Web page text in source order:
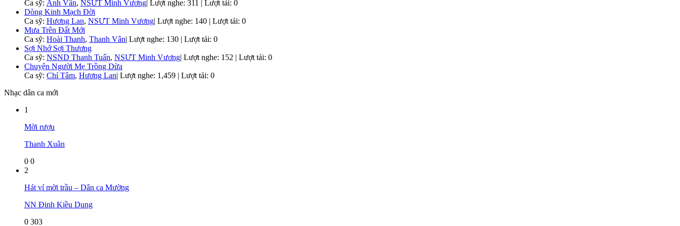
Ca sỹ: Ánh Vân, NSƯT Minh Vương| Lượt nghe: 311 | Lượt tải: 0
Dòng Kinh Mạch Đời
Ca sỹ: Hương Lan, NSƯT Minh Vương| Lượt nghe: 140 | Lượt tải: 0
Mưa Trên Đất Mới
Ca sỹ: Hoài Thanh, Thanh Vân| Lượt nghe: 130 | Lượt tải: 0
Sợi Nhớ Sợi Thương
Ca sỹ: NSND Thanh Tuấn, NSƯT Minh Vương| Lượt nghe: 152 | Lượt tải: 0
Chuyện Người Mẹ Trồng Dừa
Ca sỹ: Chí Tâm, Hương Lan| Lượt nghe: 1,459 | Lượt tải: 0
Nhạc dân ca mới
1
Mời rượu
Thanh Xuân
0 0
2
Hát ví mời trầu – Dân ca Mường
NN Đinh Kiều Dung
0 303